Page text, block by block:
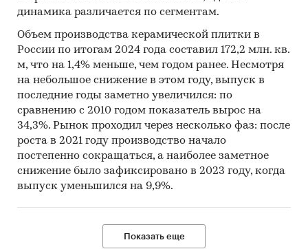
динамика различается по сегментам.
Объем производства керамической плитки в
России по итогам 2024 года составил 172,2 млн. кв.
м, что на 1,4% меньше, чем годом ранее. Несмотря
на небольшое снижение в этом году, выпуск в
последние годы заметно увеличился: по
сравнению с 2010 годом показатель вырос на
34,3%. Рынок проходил через несколько фаз: после
роста в 2021 году производство начало
постепенно сокращаться, а наиболее заметное
снижение было зафиксировано в 2023 году, когда
выпуск уменьшился на 9,9%.
Показать еще